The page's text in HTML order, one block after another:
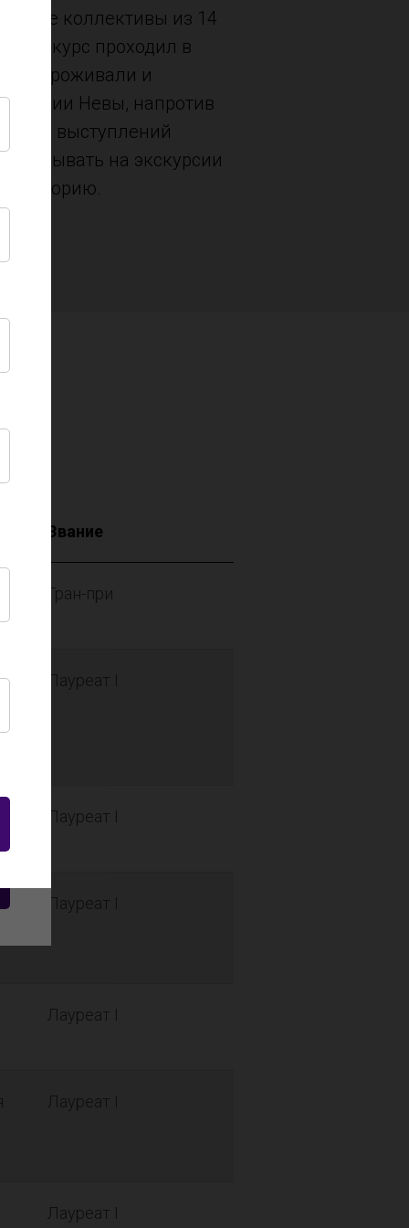
коллективы из 14
Конкурс проходил в
проживали и
Невы, напротив
выступлений
побывать на экскурсии
в историю.
Звание
Гран-при
Лауреат I
Лауреат I
Лауреат I
Лауреат I
Лауреат I
Лауреат I